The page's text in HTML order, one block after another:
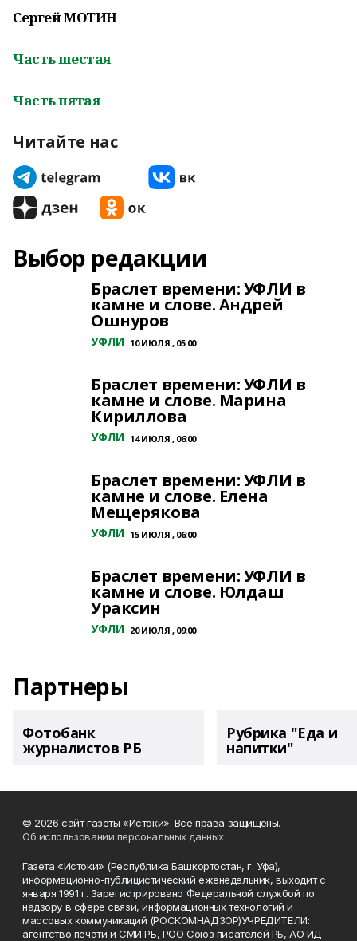
Сергей МОТИН
Часть шестая
Часть пятая
Читайте нас
Выбор редакции
Браслет времени: УФЛИ в
камне и слове. Андрей
Ошнуров
УФЛИ 10 ИЮЛЯ , 05:00
Браслет времени: УФЛИ в
камне и слове. Марина
Кириллова
УФЛИ 14 ИЮЛЯ , 06:00
Браслет времени: УФЛИ в
камне и слове. Елена
Мещерякова
УФЛИ 15 ИЮЛЯ , 06:00
Браслет времени: УФЛИ в
камне и слове. Юлдаш
Ураксин
УФЛИ 20 ИЮЛЯ , 09:00
Партнеры
Фотобанк
журналистов РБ
Рубрика "Еда и
напитки"
© 2026 сайт газеты «Истоки». Все права защищены.
Об использовании персональных данных
Газета «Истоки» (Республика Башкортостан, г. Уфа),
информационно-публицистический еженедельник, выходит с
января 1991 г. Зарегистрировано Федеральной службой по
надзору в сфере связи, информационных технологий и
массовых коммуникаций (РОСКОМНАДЗОР)УЧРЕДИТЕЛИ:
агентство печати и СМИ РБ, РОО Союз писателей РБ, АО ИД